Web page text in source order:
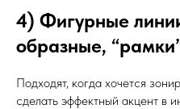
4) Фигурные
образные,
Подходят, когда хочется
сделать эффектный акцент в